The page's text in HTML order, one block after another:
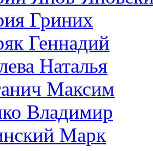
Гриних
Геннадий
Наталья
Максим
Владимир
Марк